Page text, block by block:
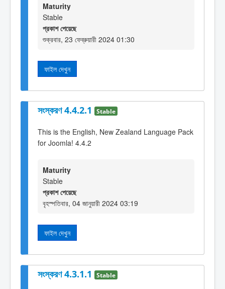
Maturity
Stable
প্রকাশ পেয়েছে
শুক্রবার, 23 ফেব্রুয়ারী 2024 01:30
ফাইল দেখুন
সংস্করণ 4.4.2.1 Stable
This is the English, New Zealand Language Pack
for Joomla! 4.4.2
Maturity
Stable
প্রকাশ পেয়েছে
বৃহস্পতিবার, 04 জানুয়ারী 2024 03:19
ফাইল দেখুন
সংস্করণ 4.3.1.1 Stable